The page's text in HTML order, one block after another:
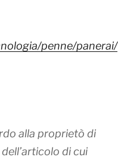
penne/panerai/
alla proprietò di
di cui